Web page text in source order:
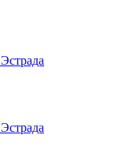
Эстрада
Эстрада